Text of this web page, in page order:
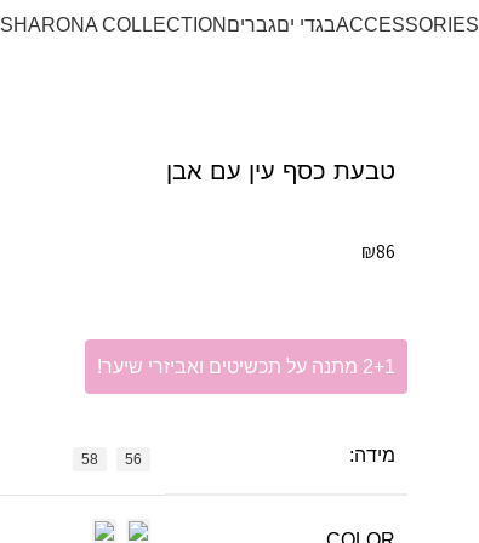
ACCESSORIESבגדי יםגברים SHARONA COLLECTION
טבעת כסף עין עם אבן
₪86
2+1 מתנה על תכשיטים ואביזרי שיער!
מידה: 56
58